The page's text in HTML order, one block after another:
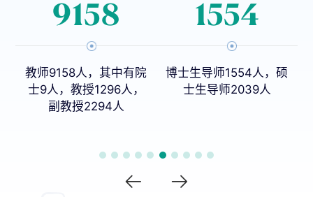
513
博士生导师1554人，硕
士生导师2039人
9
本科专业27个